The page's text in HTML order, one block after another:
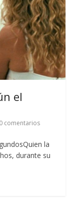
el
0 comentarios
la
durante su